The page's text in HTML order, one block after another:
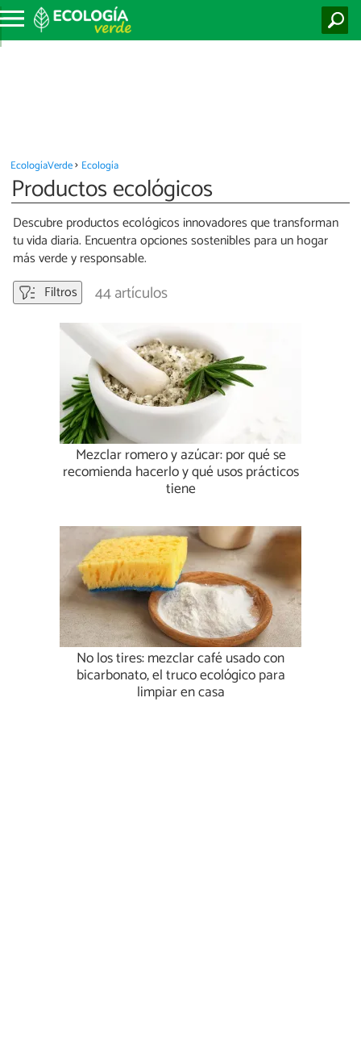
EcologíaVerde Ecología
Productos ecológicos
Descubre productos ecológicos innovadores que transforman
tu vida diaria. Encuentra opciones sostenibles para un hogar
más verde y responsable.
Filtros
44 artículos
Mezclar romero y azúcar: por qué se
recomienda hacerlo y qué usos prácticos
tiene
No los tires: mezclar café usado con
bicarbonato, el truco ecológico para
limpiar en casa